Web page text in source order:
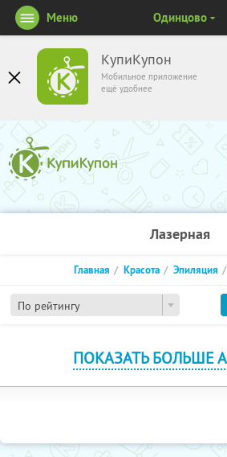
КупиКупон
Мобильное приложение
ещё удобнее
Меню Одинцово
Лазерная
По рейтингу
Главная Красота Эпиляция
ПОКАЗАТЬ БОЛЬШЕ